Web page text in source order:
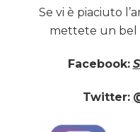
Se vi è piaciuto
mettete un bel
Facebook:
Twitter: